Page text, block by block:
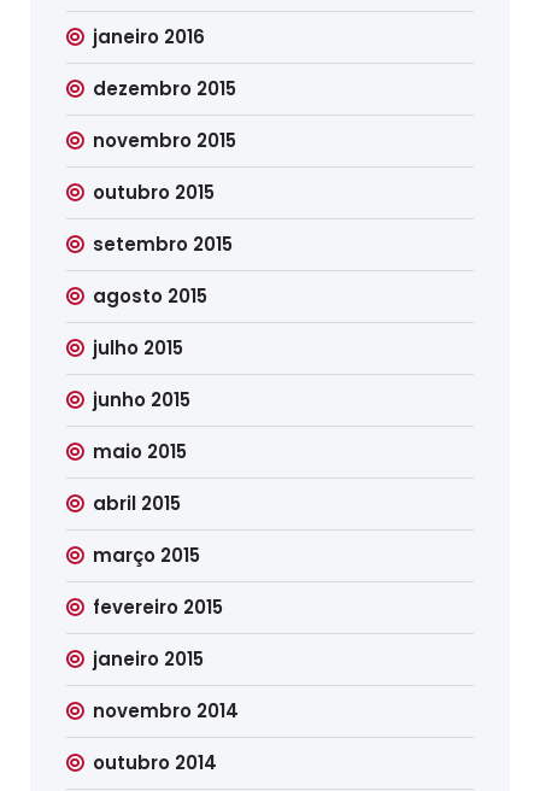
janeiro 2016
dezembro 2015
novembro 2015
outubro 2015
setembro 2015
agosto 2015
julho 2015
junho 2015
maio 2015
abril 2015
março 2015
fevereiro 2015
janeiro 2015
novembro 2014
outubro 2014